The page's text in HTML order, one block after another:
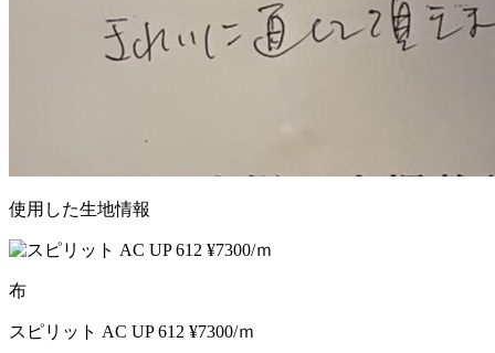
使用した生地情報
布
スピリット AC UP 612 ¥7300/ｍ